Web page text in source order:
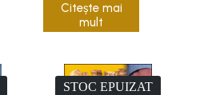
Citește mai
mult
STOC EPUIZAT